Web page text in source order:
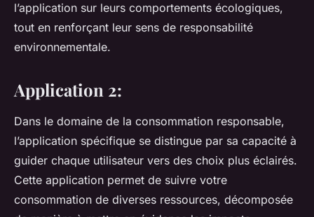
l’application sur leurs comportements écologiques,
tout en renforçant leur sens de responsabilité
environnementale.
Application 2:
Dans le domaine de la consommation responsable,
l’application spécifique se distingue par sa capacité à
guider chaque utilisateur vers des choix plus éclairés.
Cette application permet de suivre votre
consommation de diverses ressources, décomposée